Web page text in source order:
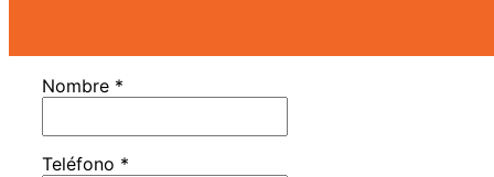
Nombre *
Teléfono *